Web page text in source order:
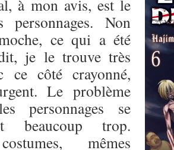
à mon avis, est le
personnages. Non
ce qui a été
je le trouve très
ce côté crayonné,
Le problème
personnages se
beaucoup trop.
mêmes